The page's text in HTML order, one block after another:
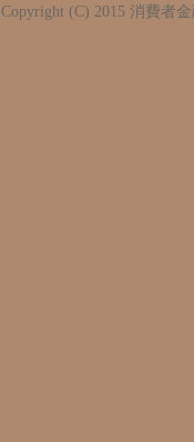
Copyright (C) 2015 消費者